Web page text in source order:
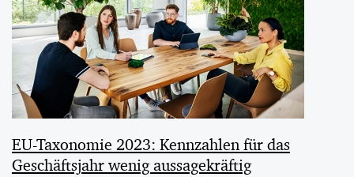
EU-Taxonomie 2023: Kennzahlen für das
Geschäftsjahr wenig aussagekräftig